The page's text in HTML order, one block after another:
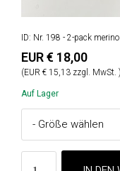
ID: Nr. 198 - 2-pack
EUR € 18,00
(EUR € 15,13 zzgl. MwSt. )
Auf Lager